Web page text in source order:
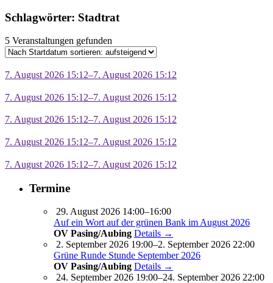
Schlagwörter: Stadtrat
5 Veranstaltungen gefunden
7. August 2026 15:12–7. August 2026 15:12
7. August 2026 15:12–7. August 2026 15:12
7. August 2026 15:12–7. August 2026 15:12
7. August 2026 15:12–7. August 2026 15:12
7. August 2026 15:12–7. August 2026 15:12
Termine
29. August 2026 14:00–16:00
Auf ein Wort auf der grünen Bank im August 2026
OV Pasing/Aubing Details →
2. September 2026 19:00–2. September 2026 22:00
Grüne Runde Stunde September 2026
OV Pasing/Aubing Details →
24. September 2026 19:00–24. September 2026 22:00